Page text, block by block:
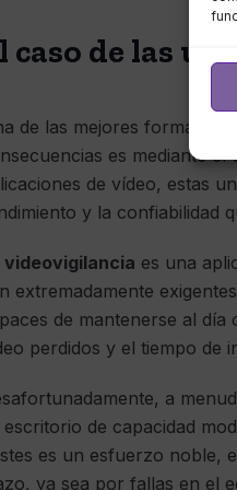
caso de las
de las mejores formas
es mediante el
de vídeo, estas
y la confiabilidad
videovigilancia es una
extremadamente
de mantenerse al día
perdidos y el tiempo de
a
escritorio de capacidad
es un esfuerzo noble,
ya sea por fallas en el